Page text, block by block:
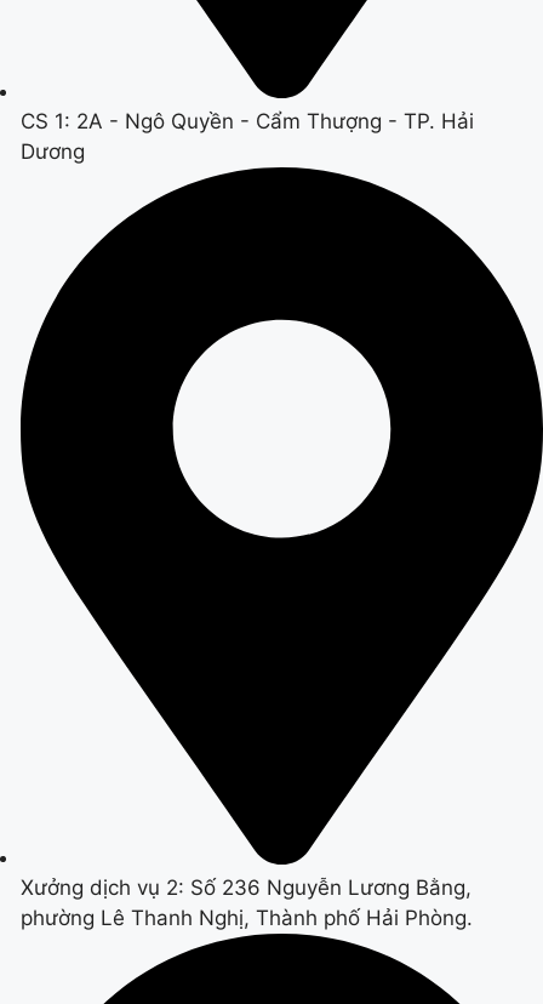
CS 1: 2A - Ngô Quyền - Cẩm Thượng - TP. Hải
Dương
Xưởng dịch vụ 2: Số 236 Nguyễn Lương Bằng,
phường Lê Thanh Nghị, Thành phố Hải Phòng.